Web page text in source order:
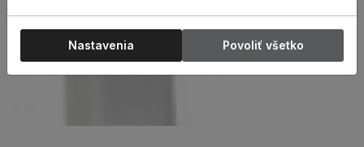
Nastavenia Povoliť všetko